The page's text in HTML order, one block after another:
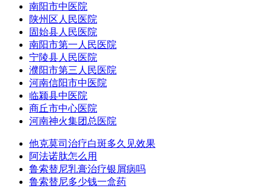
南阳市中医院
陕州区人民医院
固始县人民医院
南阳市第一人民医院
宁陵县人民医院
濮阳市第三人民医院
河南信阳市中医院
临颍县中医院
商丘市中心医院
河南神火集团总医院
他克莫司治疗白斑多久见效果
阿法诺肽怎么用
鲁索替尼乳膏治疗银屑病吗
鲁索替尼多少钱一盒药